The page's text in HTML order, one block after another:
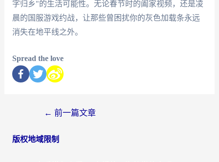
字归乡"的生活可能性。无论春节时的阖家视频，还是凌
晨的国服游戏约战，让那些曾困扰你的灰色加载条永远
消失在地平线之外。
Spread the love
← 前一篇文章
版权地域限制